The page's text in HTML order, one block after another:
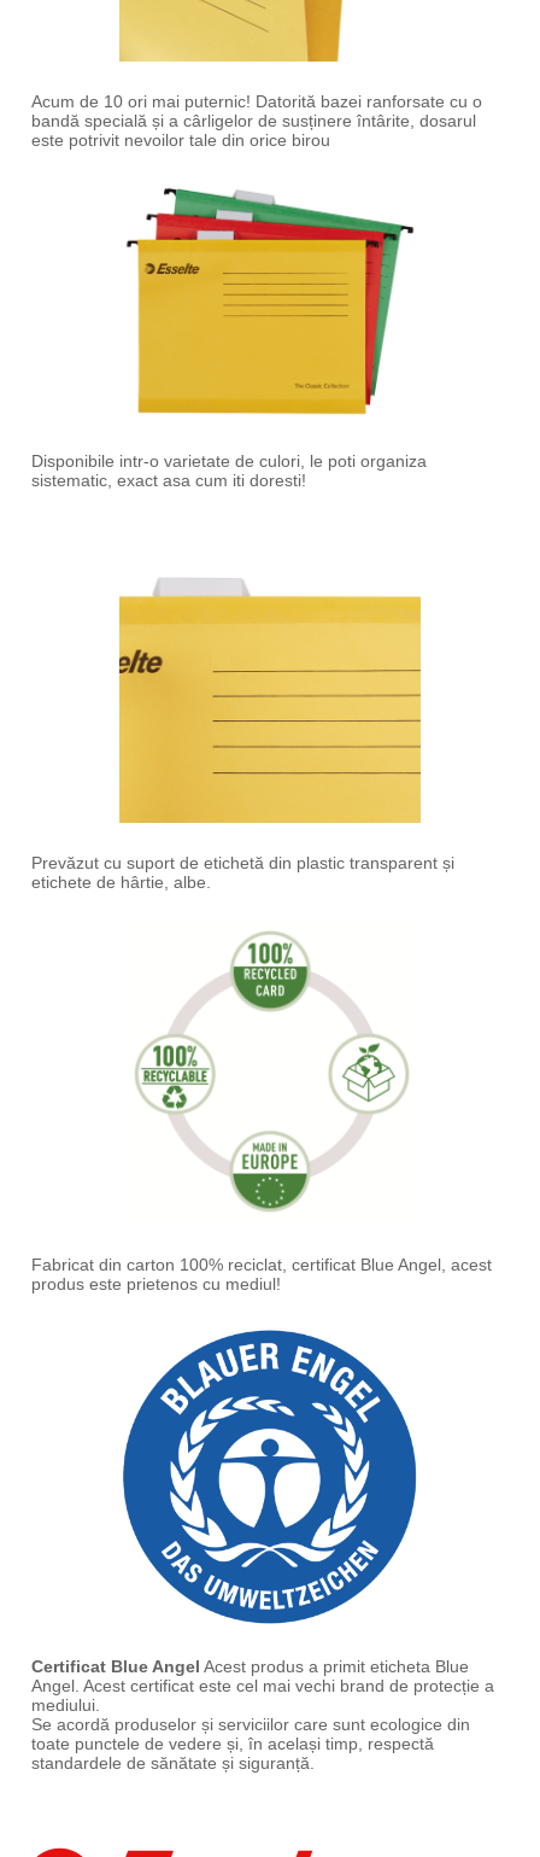
Acum de 10 ori mai puternic! Datorită bazei ranforsate cu o
bandă specială și a cârligelor de susținere întârite, dosarul
este potrivit nevoilor tale din orice birou
Disponibile intr-o varietate de culori, le poti organiza
sistematic, exact asa cum iti doresti!
Prevăzut cu suport de etichetă din plastic transparent și
etichete de hârtie, albe.
Fabricat din carton 100% reciclat, certificat Blue Angel, acest
produs este prietenos cu mediul!
Certificat Blue Angel Acest produs a primit eticheta Blue
Angel. Acest certificat este cel mai vechi brand de protecție a
mediului.
Se acordă produselor și serviciilor care sunt ecologice din
toate punctele de vedere și, în același timp, respectă
standardele de sănătate și siguranță.